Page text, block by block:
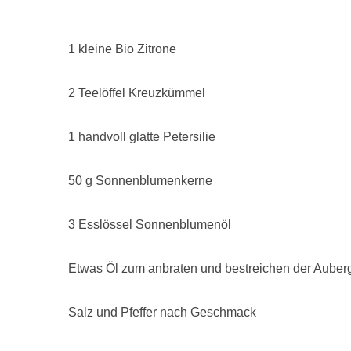
1 kleine Bio Zitrone
2 Teelöffel Kreuzkümmel
1 handvoll glatte Petersilie
50 g Sonnenblumenkerne
3 Esslössel Sonnenblumenöl
Etwas Öl zum anbraten und bestreichen der
Salz und Pfeffer nach Geschmack